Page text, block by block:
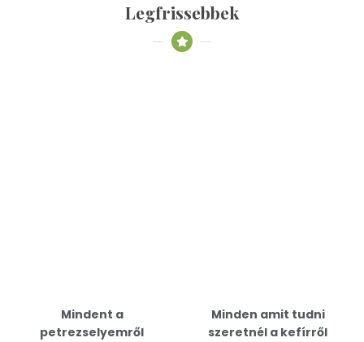
Legfrissebbek
Mindent a
petrezselyemről
Minden amit tudni
szeretnél a kefírről